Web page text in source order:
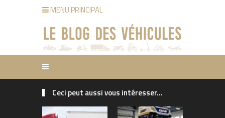
MENU PRINCIPAL
Ceci peut aussi vous intéresser...